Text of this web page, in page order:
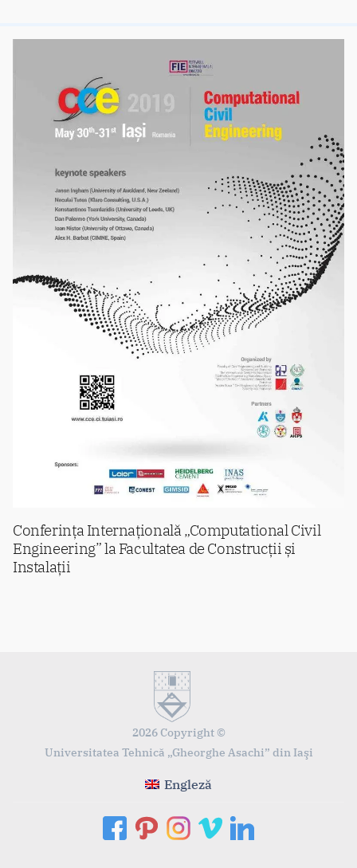
Conferința Internațională „Computational Civil
Engineering” la Facultatea de Construcții și
Instalații
2026 Copyright ©
Universitatea Tehnică „Gheorghe Asachi” din Iaşi
Engleză